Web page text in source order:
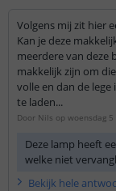
Volgens mij zit hier
Kan je deze
meerdere van deze
makkelijk zijn om
volle en dan de
te laden...
Door Nils op woensdag
Deze lamp heeft
welke niet
Bekijk hele